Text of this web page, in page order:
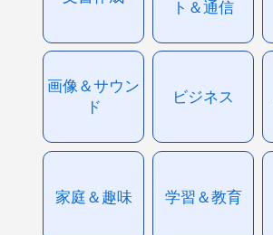
ト＆通信
画像＆サウン
ド
ビジネス
家庭＆趣味 学習＆教育